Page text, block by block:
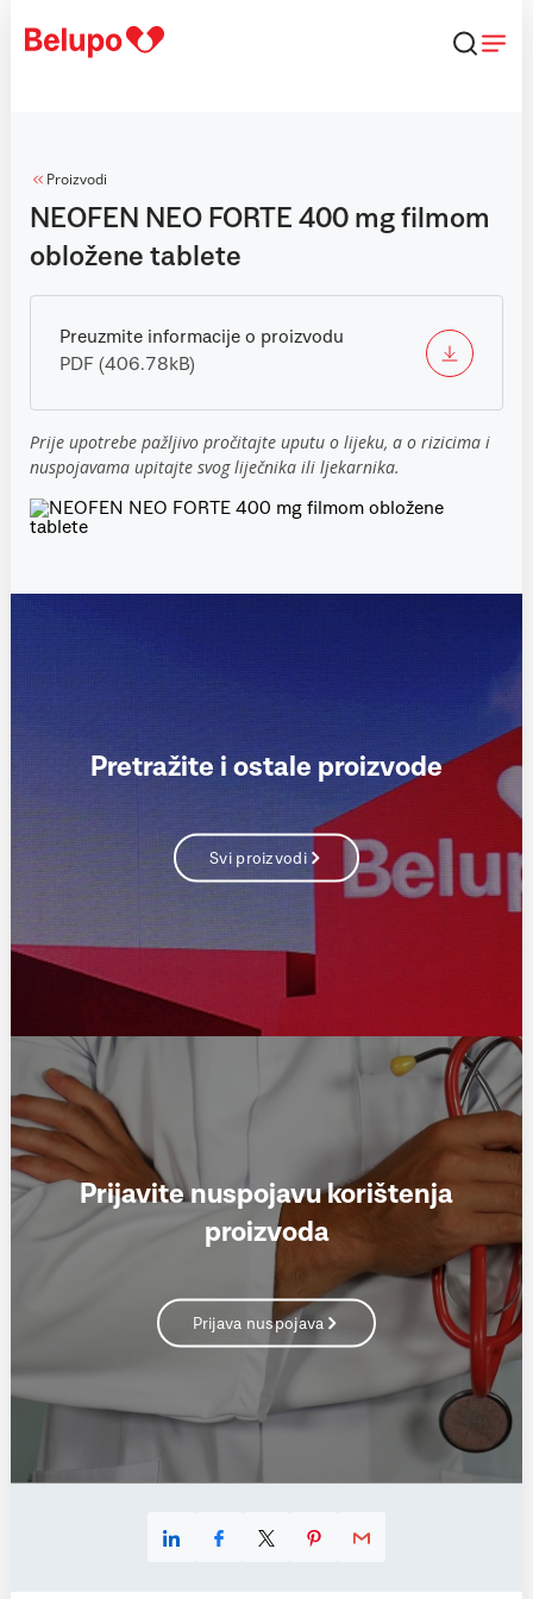
Proizvodi
NEOFEN NEO FORTE 400 mg filmom
obložene tablete
Preuzmite informacije o proizvodu
PDF (406.78kB)
Prije upotrebe pažljivo pročitajte uputu o lijeku, a o rizicima i
nuspojavama upitajte svog liječnika ili ljekarnika.
Pretražite i ostale proizvode
Svi proizvodi
Prijavite nuspojavu korištenja
proizvoda
Prijava nuspojava
LinkedinFacebook
X PinterestE-mail